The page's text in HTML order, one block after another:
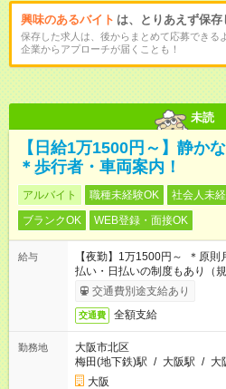
興味のあるバイト は、とりあえず保存
保存した求人は、後からまとめて応募できるよ
企業からアプローチが届くことも！
未読
【日給1万1500円～】静か
＊歩行者・車両案内！
アルバイト 職種未経験OK 社会人未
ブランクOK
WEB登録・面接OK
給与
【夜勤】1万1500円～ ＊原
払い・日払いの制度もあり（
交通費別途支給あり
交通費 全額支給
勤務地
大阪市北区
梅田(地下鉄)駅 / 大阪駅 / 大
大阪